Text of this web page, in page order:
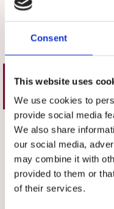
Consent
This website uses
We use cookies to
provide social media
We also share
our social media,
may combine it with
provided to them or
of their services.
Välj